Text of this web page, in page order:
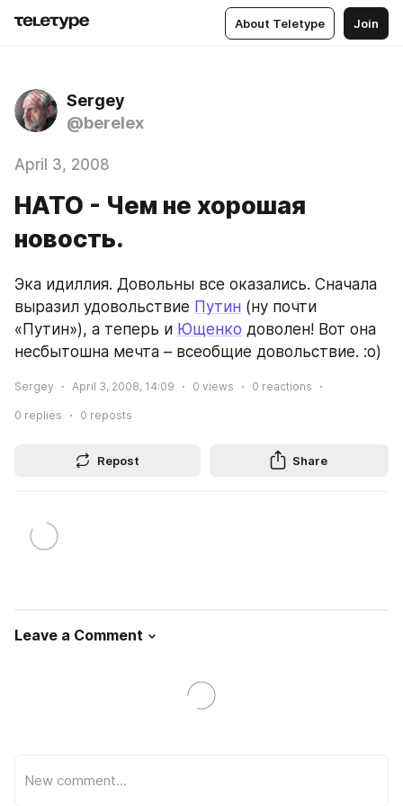
About Teletype Join
Sergey
@berelex
April 3, 2008
НАТО - Чем не хорошая
новость.
Эка идиллия. Довольны все оказались. Сначала
выразил удовольствие Путин (ну почти
«Путин»), а теперь и Ющенко доволен! Вот она
несбытошна мечта – всеобщие довольствие. :о)
Sergey April 3, 2008, 14:09 0 views 0 reactions
0 replies 0 reposts
Repost Share
Leave a Comment